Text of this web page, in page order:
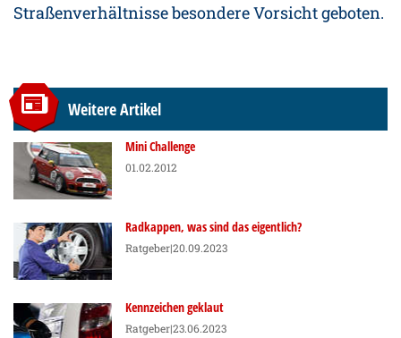
Straßenverhältnisse besondere Vorsicht geboten.
Weitere Artikel
Mini Challenge
01.02.2012
Radkappen, was sind das eigentlich?
Ratgeber|20.09.2023
Kennzeichen geklaut
Ratgeber|23.06.2023